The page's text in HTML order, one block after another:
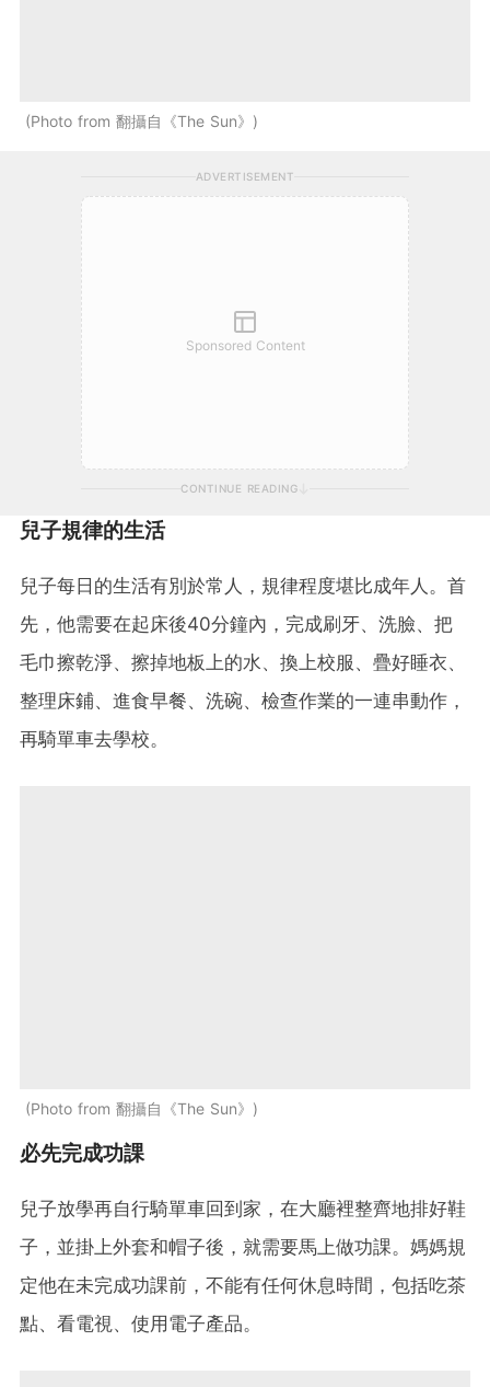
Photo from 翻攝自《The Sun》
ADVERTISEMENT
Sponsored Content
CONTINUE READING
兒子規律的生活
兒子每日的生活有別於常人，規律程度堪比成年人。首
先，他需要在起床後40分鐘內，完成刷牙、洗臉、把
毛巾擦乾淨、擦掉地板上的水、換上校服、疊好睡衣、
整理床鋪、進食早餐、洗碗、檢查作業的一連串動作，
再騎單車去學校。
Photo from 翻攝自《The Sun》
必先完成功課
兒子放學再自行騎單車回到家，在大廳裡整齊地排好鞋
子，並掛上外套和帽子後，就需要馬上做功課。媽媽規
定他在未完成功課前，不能有任何休息時間，包括吃茶
點、看電視、使用電子產品。